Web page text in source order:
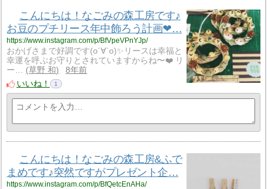
こんにちは！なごみの森工房です♪
お豆のプチリース年中飾ろう計画❤…
https://www.instagram.com/p/BfVpeVPnYJp/
️おかげさまで好調です(о´∀`о)✨リースは幸福と
幸運を呼ぶお守りとされていますからね〜❤️ リ
ー…
草野 和
8年前
いいね！
1
こんにちは！なごみの森工房&ふで
まめです♪突然ですがプレゼント企…
https://www.instagram.com/p/BfQetcEnAHa/